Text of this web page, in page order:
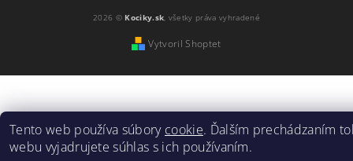
2026 © Kociky.sk, všetky práva vyhradené
Vytvoril Shoptet
Tento web používa súbory cookie. Ďalším prechádzaním
webu vyjadrujete súhlas s ich používaním.